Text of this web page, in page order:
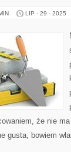
LIP - 29 - 2025
że nie
gusta, bowiem